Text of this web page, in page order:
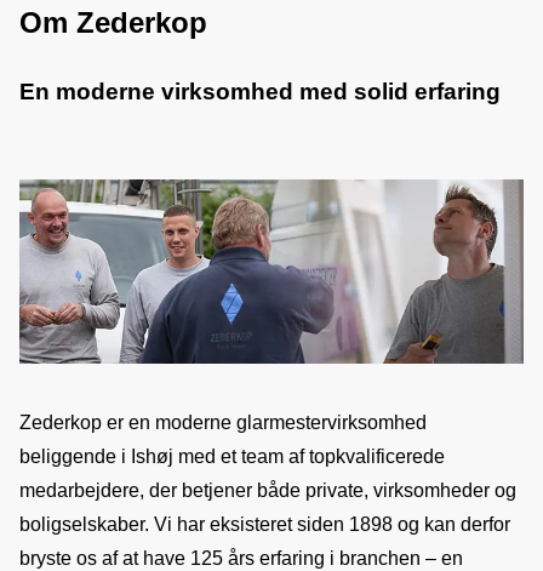
Om Zederkop
En moderne virksomhed med solid erfaring
Zederkop er en moderne glarmestervirksomhed
beliggende i Ishøj med et team af topkvalificerede
medarbejdere, der betjener både private, virksomheder og
boligselskaber. Vi har eksisteret siden 1898 og kan derfor
bryste os af at have 125 års erfaring i branchen – en